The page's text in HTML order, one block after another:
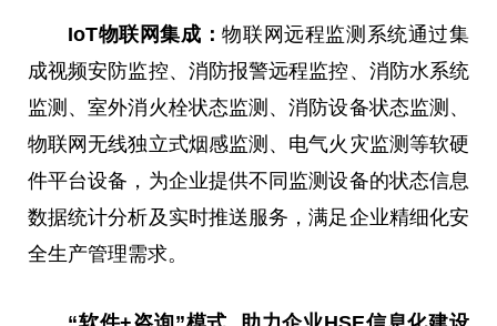
IoT物联网集成：物联网远程监测系统通过集
成视频安防监控、消防报警远程监控、消防水系统
监测、室外消火栓状态监测、消防设备状态监测、
物联网无线独立式烟感监测、电气火灾监测等软硬
件平台设备，为企业提供不同监测设备的状态信息
数据统计分析及实时推送服务，满足企业精细化安
全生产管理需求。